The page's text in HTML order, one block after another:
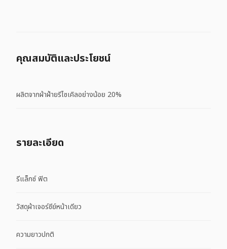
คุณสมบัติและประโยชน์
ผลิตจากผ้าฝ้ายรีไซเคิลอย่างน้อย 20%
รายละเอียด
รีแล็กซ์ ฟิต
วัสดุผ้าเจอร์ซีย์หน้าเดียว
ความยาวปกติ